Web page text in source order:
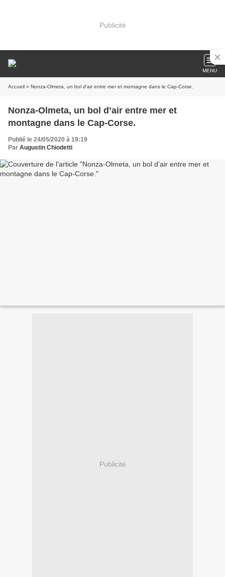
Publicité
MENU
Accueil » Nonza-Olmeta, un bol d’air entre mer et montagne dans le Cap-Corse.
Nonza-Olmeta, un bol d’air entre mer et
montagne dans le Cap-Corse.
Publié le 24/05/2020 à 19:19
Par Augustin Chiodetti
Publicité